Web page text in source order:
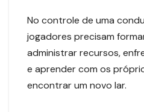
No controle de uma
jogadores precisam
administrar recursos,
e aprender com os
encontrar um novo lar.